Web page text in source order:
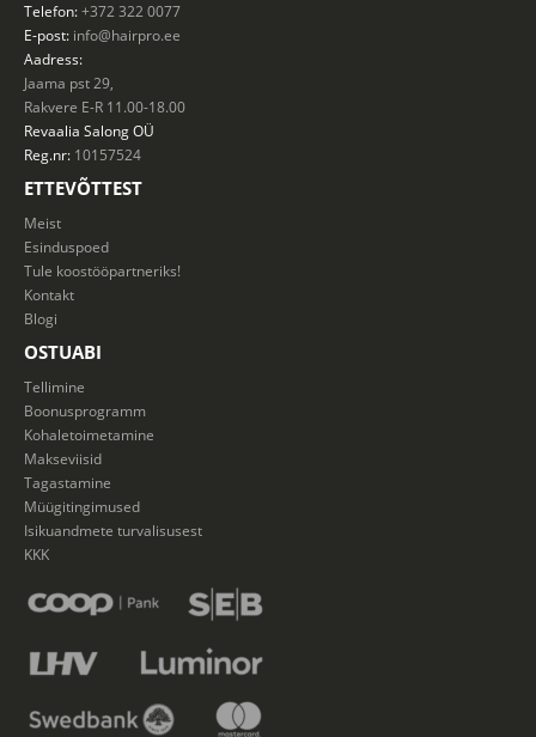
Telefon:+372 322 0077
E-post: info@hairpro.ee
Aadress:
Jaama pst 29,
Rakvere E-R 11.00-18.00
Revaalia SalongOÜ
Reg.nr: 10157524
ETTEVÕTTEST
Meist
Esinduspoed
Tule koostööpartneriks!
Kontakt
Blogi
OSTUABI
Tellimine
Boonusprogramm
Kohaletoimetamine
Makseviisid
Tagastamine
Müügitingimused
Isikuandmete turvalisusest
KKK